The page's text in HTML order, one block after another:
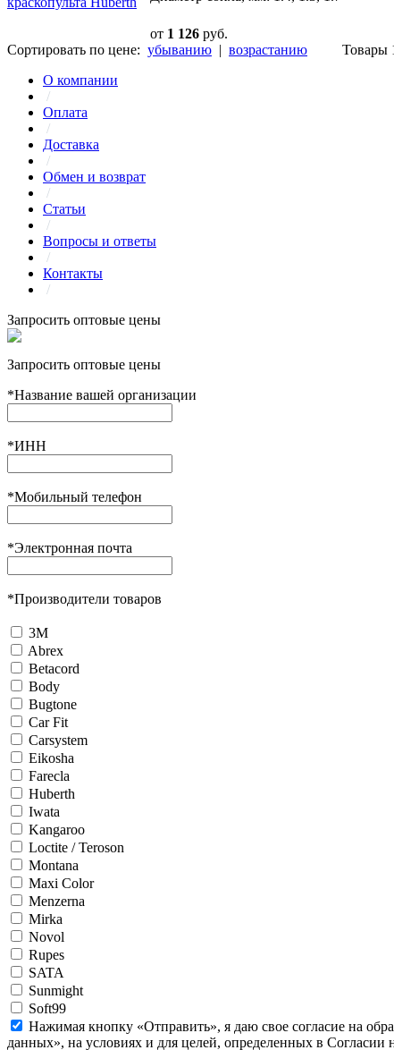
от 1 126 руб.
Сортировать по цене: убыванию | возрастанию Товары
О компании
/
Оплата
/
Доставка
/
Обмен и возврат
/
Статьи
/
Вопросы и ответы
/
Контакты
/
Запросить оптовые цены
Запросить оптовые цены
*Название вашей организации
*ИНН
*Мобильный телефон
*Электронная почта
*Производители товаров
3М
Abrex
Betacord
Body
Bugtone
Car Fit
Carsystem
Eikosha
Farecla
Huberth
Iwata
Kangaroo
Loctite / Teroson
Montana
Maxi Color
Menzerna
Mirka
Novol
Rupes
SATA
Sunmight
Soft99
Нажимая кнопку «Отправить», я даю свое согласие на
данных», на условиях и для целей, определенных в Согласии